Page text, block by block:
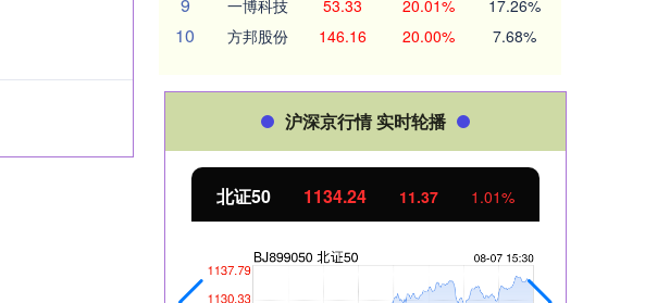
一博科技 53.33 20.01% 17.26%
10 方邦股份 146.16 20.00% 7.68%
沪深京行情 实时轮播
北证50 1134.24 11.37 1.01%